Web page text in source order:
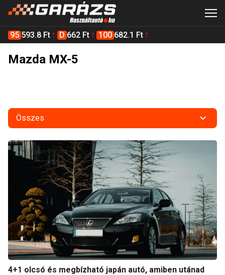
95 593.8 Ft D 662 Ft 100 682.1 Ft
Mazda MX-5
Összes
4+1 olcsó és megbízható japán autó, amiben utánad